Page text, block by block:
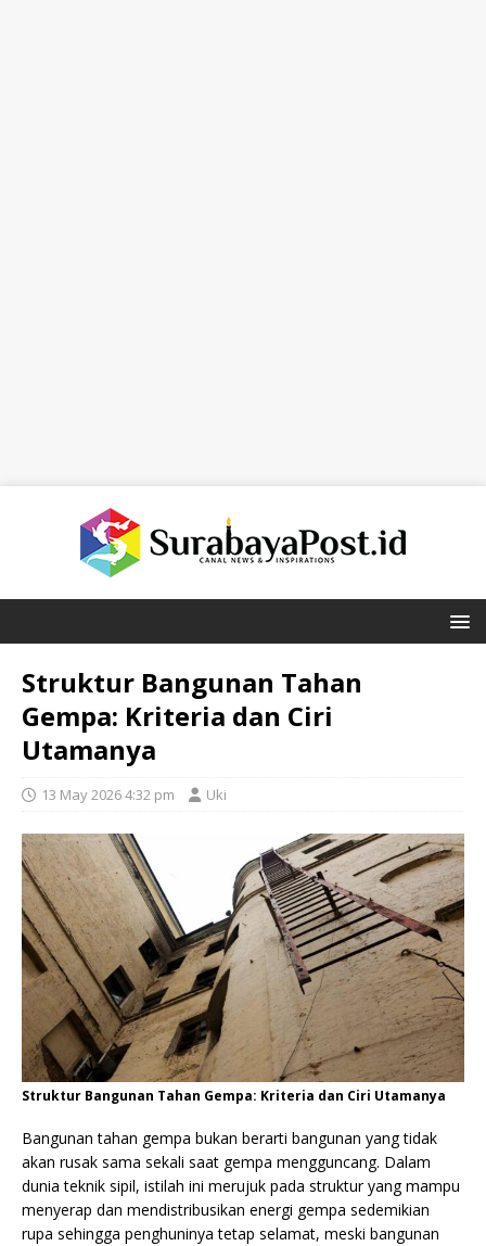
Struktur Bangunan Tahan
Gempa: Kriteria dan Ciri
Utamanya
13 May 2026 4:32 pm Uki
Struktur Bangunan Tahan Gempa: Kriteria dan Ciri Utamanya
Bangunan tahan gempa bukan berarti bangunan yang tidak
akan rusak sama sekali saat gempa mengguncang. Dalam
dunia teknik sipil, istilah ini merujuk pada struktur yang mampu
menyerap dan mendistribusikan energi gempa sedemikian
rupa sehingga penghuninya tetap selamat, meski bangunan